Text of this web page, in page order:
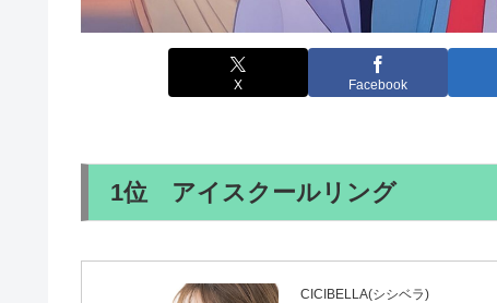
X Facebook
1位 アイスクールリング
CICIBELLA(シシベラ)